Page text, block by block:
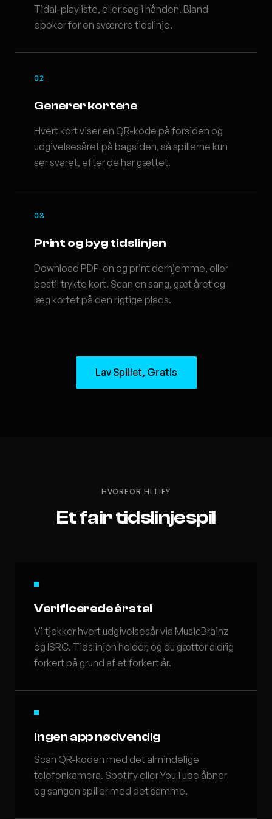
Tidal-playliste, eller søg i hånden. Bland
epoker for en sværere tidslinje.
02
Generer kortene
Hvert kort viser en QR-kode på forsiden og
udgivelsesåret på bagsiden, så spillerne kun
ser svaret, efter de har gættet.
03
Print og byg tidslinjen
Download PDF-en og print derhjemme, eller
bestil trykte kort. Scan en sang, gæt året og
læg kortet på den rigtige plads.
Lav Spillet, Gratis
HVORFOR HITIFY
Et fair tidslinjespil
Verificerede årstal
Vi tjekker hvert udgivelsesår via MusicBrainz
og ISRC. Tidslinjen holder, og du gætter aldrig
forkert på grund af et forkert år.
Ingen app nødvendig
Scan QR-koden med det almindelige
telefonkamera. Spotify eller YouTube åbner
og sangen spiller med det samme.